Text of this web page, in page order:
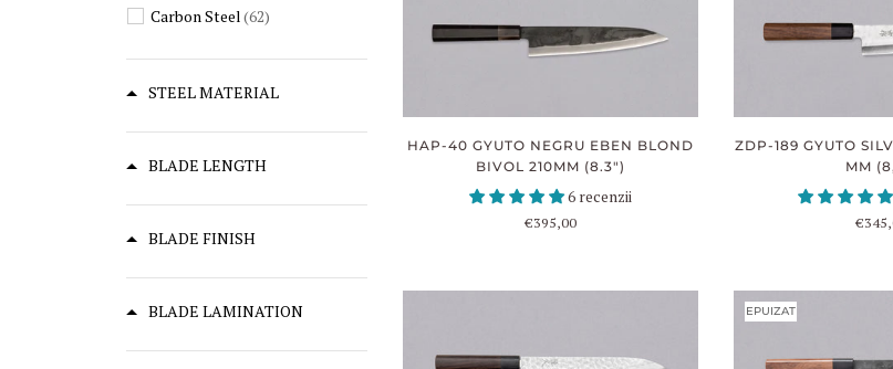
Carbon Steel (62)
STEEL MATERIAL
BLADE LENGTH
BLADE FINISH
BLADE LAMINATION
HAP-40 GYUTO NEGRU EBEN BLOND
BIVOL 210MM (8.3")
6 recenzii
€395,00
ZDP-189 GYUTO
MM
EPUIZAT